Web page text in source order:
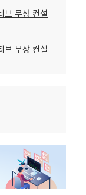
브 무상 컨설
브 무상 컨설